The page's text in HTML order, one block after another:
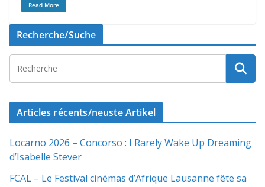
Read More
Recherche/Suche
Articles récents/neuste Artikel
Locarno 2026 – Concorso : I Rarely Wake Up Dreaming
d’Isabelle Stever
FCAL – Le Festival cinémas d’Afrique Lausanne fête sa